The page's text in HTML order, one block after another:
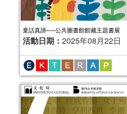
童話真諦──公共圖書館館藏主題書展
活動日期： 2025年08月22日